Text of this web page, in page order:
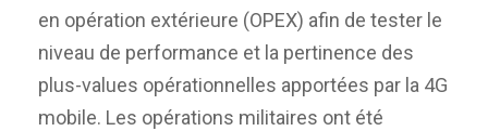
en opération extérieure (OPEX) afin de tester le
niveau de performance et la pertinence des
plus-values opérationnelles apportées par la 4G
mobile. Les opérations militaires ont été